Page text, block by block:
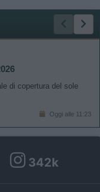
di copertura del sole
Oggi alle 11:23
342k